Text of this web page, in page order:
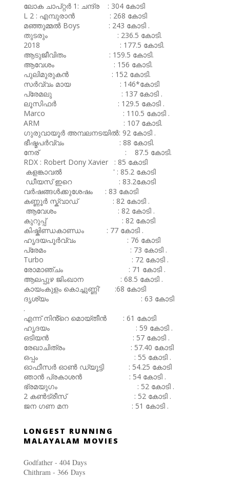
ലോക ചാപ്റ്റർ 1: ചന്ദ്ര : 304 കോടി
L 2 : എമ്പുരാൻ : 268 കോടി
മഞ്ഞുമ്മൽ Boys : 243 കോടി .
തുടരും : 236.5 കോടി.
2018 : 177.5 കോടി.
ആടുജീവിതം : 159.5 കോടി.
ആവേശം : 156 കോടി.
പുലിമുരുകൻ : 152 കോടി.
സർവ്വം മായ : 146*കോടി
പ്രേമലു : 137 കോടി .
ലൂസിഫർ : 129.5 കോടി .
Marco : 110.5 കോടി .
ARM : 107 കോടി.
ഗുരുവായൂർ അമ്പലനടയിൽ: 92 കോടി .
ഭീഷ്മപർവ്വം : 88 കോടി.
നേര് : 87.5 കോടി.
RDX : Robert Dony Xavier : 85 കോടി
കളങ്കാവൽ ' : 85.2 കോടി
ഡീയസ് ഇറെ : 83.2കോടി
വർഷങ്ങൾക്കുശേഷം : 83 കോടി
കണ്ണൂർ സ്ക്വാഡ് : 82 കോടി .
ആവേശം : 82 കോടി .
കുറുപ്പ് : 82 കോടി
കിഷ്കിണ്ഡകാണ്ഡം : 77 കോടി .
ഹൃദയപൂർവ്വം : 76 കോടി
പ്രേമം : 73 കോടി .
Turbo : 72 കോടി .
രോമാഞ്ചം : 71 കോടി .
ആലപ്പുഴ ജിംഖാന : 68.5 കോടി .
കായംകുളം കൊച്ചുണ്ണി' :68 കോടി
ദൃശ്യം : 63 കോടി
.
എന്ന് നിൻ്റെ മൊയ്തീൻ : 61 കോടി
ഹൃദയം : 59 കോടി .
ഒടിയൻ : 57 കോടി .
രേഖാചിത്രം : 57.40 കോടി
ഒപ്പം : 55 കോടി .
ഓഫീസർ ഓൺ ഡ്യൂട്ടി : 54.25 കോടി
ഞാൻ പ്രകാശൻ : 54 കോടി .
ഭ്രമയുഗം : 52 കോടി .
2 കൺട്രീസ് : 52 കോടി .
ജന ഗണ മന : 51 കോടി .
LONGEST RUNNING
MALAYALAM MOVIES
Godfather - 404 Days
Chithram - 366 Days